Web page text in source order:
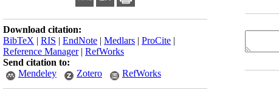
Download citation:
BibTeX | RIS | EndNote | Medlars | ProCite |
Reference Manager| RefWorks
Send citation to:
Mendeley
Zotero RefWorks